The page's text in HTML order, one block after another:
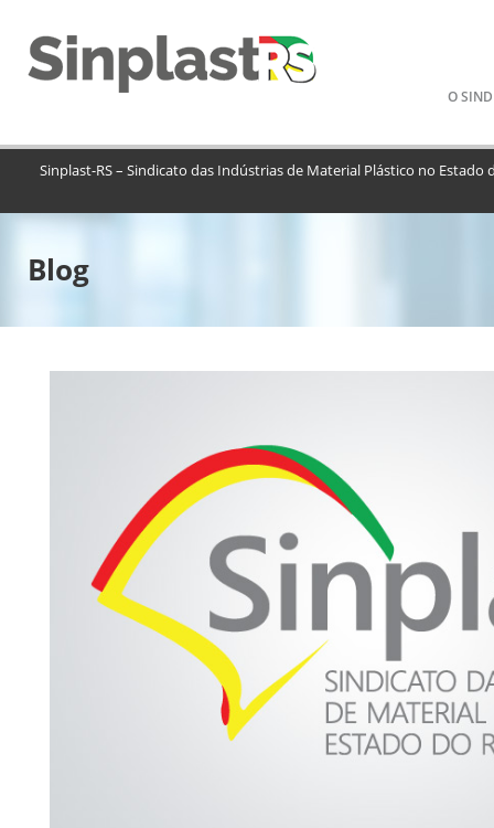
Pular
o
O
Sinplast-RS – Sindicato das Indústrias de Material Plástico no Estado
Blog